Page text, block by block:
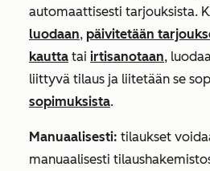
automaattisesti tarjouksista.
luodaan, päivitetään
kautta tai irtisanotaan,
liittyvä tilaus ja liitetään se
sopimuksista.
Manuaalisesti: tilaukset
manuaalisesti